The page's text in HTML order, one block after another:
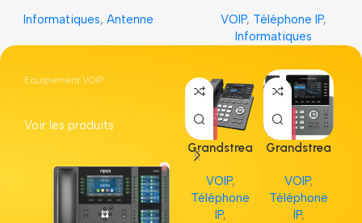
Informatiques, Antenne VOIP, Téléphone IP,
Informatiques
Equipement VOIP
Voir les produits
Grandstrea
m GRP2613
VOIP,
Téléphone
IP,
Grandstrea
VOIP,
Téléphone
IP,